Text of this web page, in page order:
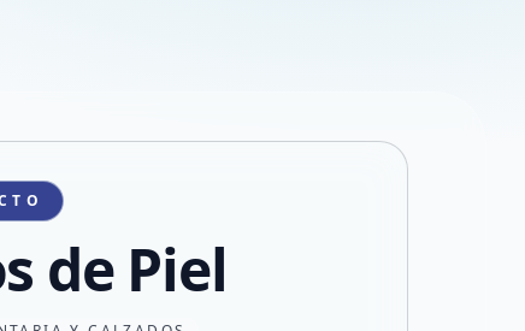
de Piel